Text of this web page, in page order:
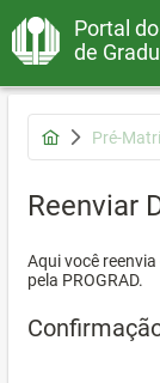
Portal
de
Pré-
Reenviar
Aqui você
pela PROGRAD.